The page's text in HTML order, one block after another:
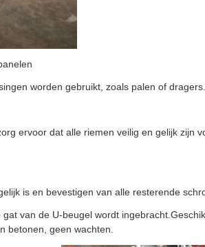
worden gebruikt, zoals palen of dragers.
ervoor dat alle riemen veilig en gelijk zijn
is en bevestigen van alle resterende
van de U-beugel wordt
betonen, geen wachten.